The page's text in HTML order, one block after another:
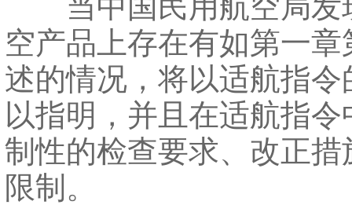
空产品上存在有如第一章
述的情况，将以适航指令
以指明，并且在适航指
制性的检查要求、改正措
限制。